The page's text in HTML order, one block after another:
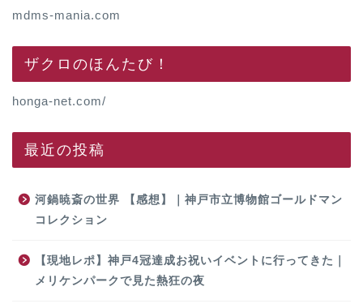
mdms-mania.com
ザクロのほんたび！
honga-net.com/
最近の投稿
河鍋暁斎の世界 【感想】｜神戸市立博物館ゴールドマン
コレクション
【現地レポ】神戸4冠達成お祝いイベントに行ってきた｜
メリケンパークで見た熱狂の夜